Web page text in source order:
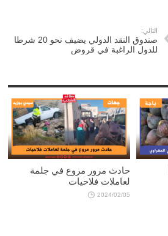
التالي:
صندوق النقد الدولي يضيف نحو 20 شرطا
للدول الراغبة في قروض
حادث مرور مروع في جلمة
لعاملات فلاحيات
2024/02/05